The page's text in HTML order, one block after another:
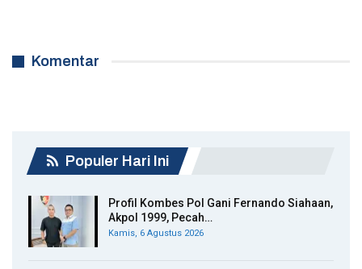
Komentar
Populer Hari Ini
Profil Kombes Pol Gani Fernando Siahaan,
Akpol 1999, Pecah…
Kamis, 6 Agustus 2026